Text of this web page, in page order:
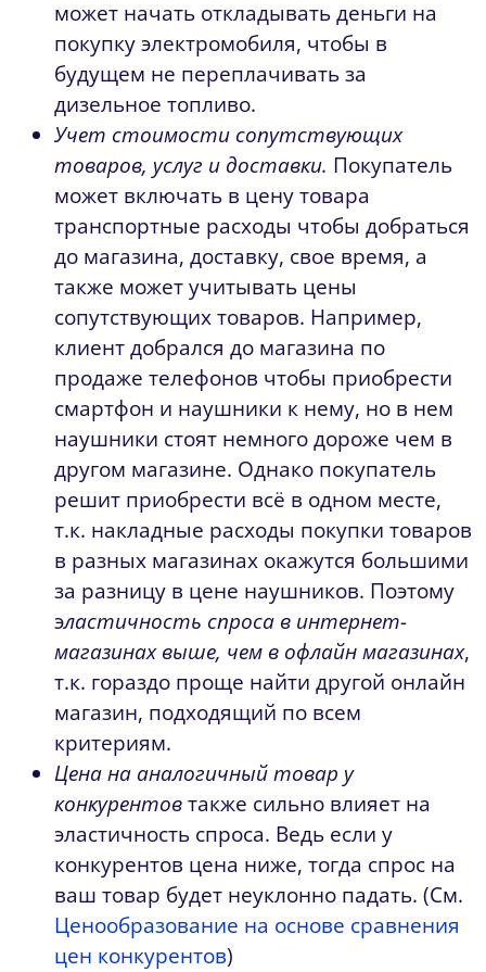
может начать откладывать деньги на
покупку электромобиля, чтобы в
будущем не переплачивать за
дизельное топливо.
Учет стоимости сопутствующих
товаров, услуг и доставки. Покупатель
может включать в цену товара
транспортные расходы чтобы добраться
до магазина, доставку, свое время, а
также может учитывать цены
сопутствующих товаров. Например,
клиент добрался до магазина по
продаже телефонов чтобы приобрести
смартфон и наушники к нему, но в нем
наушники стоят немного дороже чем в
другом магазине. Однако покупатель
решит приобрести всё в одном месте,
т.к. накладные расходы покупки товаров
в разных магазинах окажутся большими
за разницу в цене наушников. Поэтому
эластичность спроса в интернет-
магазинах выше, чем в офлайн магазинах,
т.к. гораздо проще найти другой онлайн
магазин, подходящий по всем
критериям.
Цена на аналогичный товар у
конкурентовтакже сильно влияет на
эластичность спроса. Ведь если у
конкурентов цена ниже, тогда спрос на
ваш товар будет неуклонно падать. (См.
Ценообразование на основе сравнения
цен конкурентов)